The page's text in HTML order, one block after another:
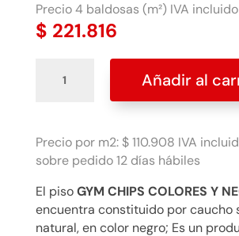
Precio 4 baldosas (m²) IVA incluido
$ 221.816
con
chips
/
liso
o
Añadir al
Precio por m2: $ 110.908 IVA
sobre pedido 12 días hábiles
El pisoGYM CHIPS COLORES Y
encuentra constituido por caucho
natural, en color negro; Es un